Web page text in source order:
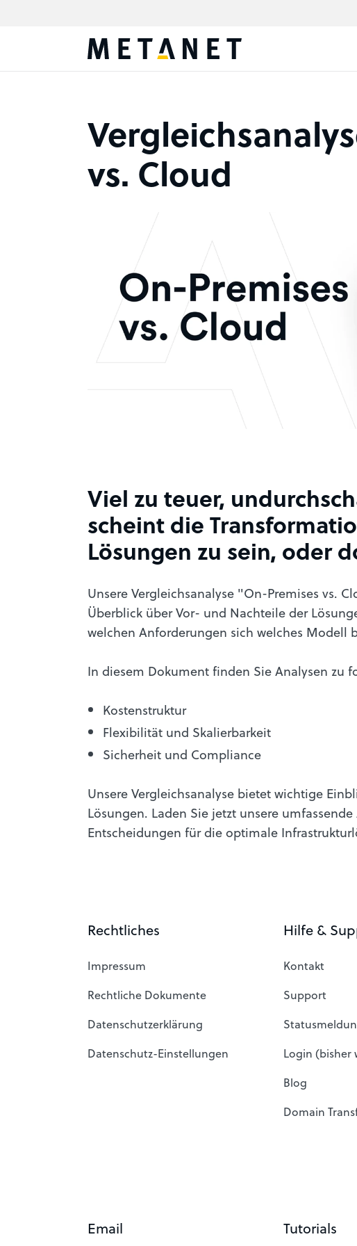
vs. Cloud
Viel zu teuer,
scheint die
Lösungen zu sein, oder
Unsere Vergleichsanalyse "On-Premises vs.
Überblick über Vor- und Nachteile der
welchen Anforderungen sich welches Modell
In diesem Dokument finden Sie Analysen zu
Kostenstruktur
Flexibilität und Skalierbarkeit
Sicherheit und Compliance
Unsere Vergleichsanalyse bietet wichtige
Lösungen. Laden Sie jetzt unsere
Entscheidungen für die optimale
Rechtliches
Impressum
Rechtliche Dokumente
Datenschutzerklärung
Datenschutz-Einstellungen
Hilfe &
Kontakt
Support
Login (bisher
Blog
Domain
Email Tutorials